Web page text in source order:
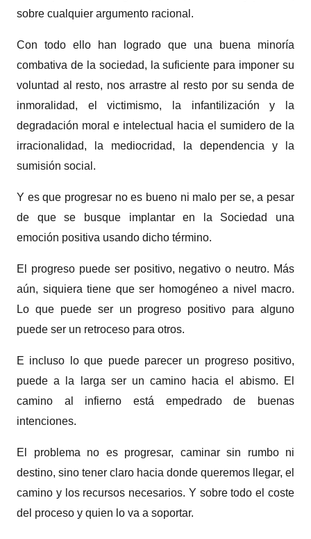
sobre cualquier argumento racional.
Con todo ello han logrado que una buena minoría
combativa de la sociedad, la suficiente para imponer su
voluntad al resto, nos arrastre al resto por su senda de
inmoralidad, el victimismo, la infantilización y la
degradación moral e intelectual hacia el sumidero de la
irracionalidad, la mediocridad, la dependencia y la
sumisión social.
Y es que progresar no es bueno ni malo per se, a pesar
de que se busque implantar en la Sociedad una
emoción positiva usando dicho término.
El progreso puede ser positivo, negativo o neutro. Más
aún, siquiera tiene que ser homogéneo a nivel macro.
Lo que puede ser un progreso positivo para alguno
puede ser un retroceso para otros.
E incluso lo que puede parecer un progreso positivo,
puede a la larga ser un camino hacia el abismo. El
camino al infierno está empedrado de buenas
intenciones.
El problema no es progresar, caminar sin rumbo ni
destino, sino tener claro hacia donde queremos llegar, el
camino y los recursos necesarios. Y sobre todo el coste
del proceso y quien lo va a soportar.